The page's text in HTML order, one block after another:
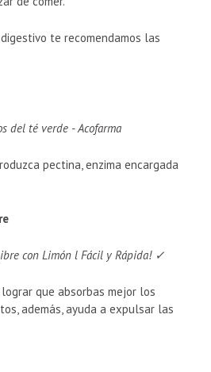
te recomendamos las
pectina, enzima encargada
que absorbas mejor los
además, ayuda a expulsar las